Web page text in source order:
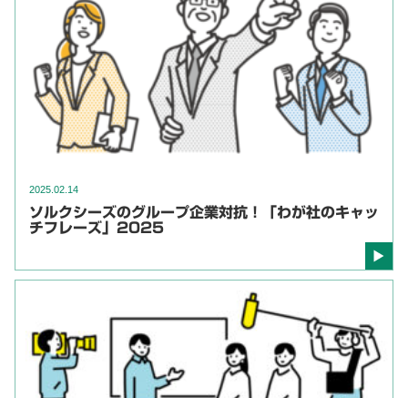
2025.02.14
ソルクシーズのグループ企業対抗！「わが社のキャッ
チフレーズ」2025